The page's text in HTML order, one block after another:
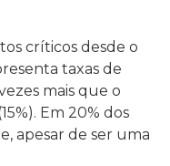
críticos desde o
taxas de
mais que o
Em 20% dos
apesar de ser uma